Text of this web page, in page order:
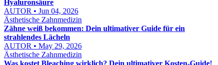
Hyaluronsäure
AUTOR • Jun 04, 2026
Ästhetische Zahnmedizin
Zähne weiß bekommen: Dein ultimativer Guide für ein
strahlendes Lächeln
AUTOR • May 29, 2026
Ästhetische Zahnmedizin
Was kostet Bleaching wirklich? Dein ultimativer Kosten-Guide!